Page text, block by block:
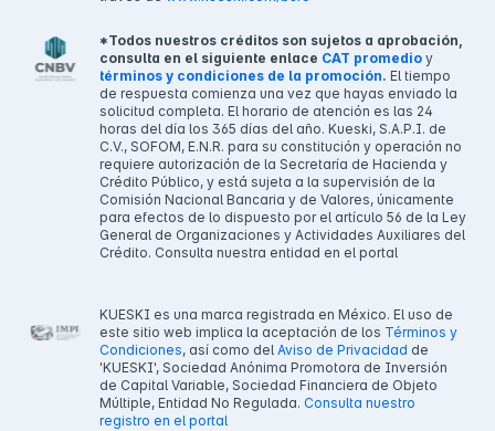
*Todos nuestros créditos son sujetos a aprobación,
consulta en el siguiente enlace CAT promedio y
términos y condiciones de la promoción. El tiempo
de respuesta comienza una vez que hayas enviado la
solicitud completa. El horario de atención es las 24
horas del día los 365 días del año. Kueski, S.A.P.I. de
C.V., SOFOM, E.N.R. para su constitución y operación no
requiere autorización de la Secretaría de Hacienda y
Crédito Público, y está sujeta a la supervisión de la
Comisión Nacional Bancaria y de Valores, únicamente
para efectos de lo dispuesto por el artículo 56 de la Ley
General de Organizaciones y Actividades Auxiliares del
Crédito. Consulta nuestra entidad en el portal
KUESKI es una marca registrada en México. El uso de
este sitio web implica la aceptación de los Términos y
Condiciones, así como del Aviso de Privacidad de
'KUESKI', Sociedad Anónima Promotora de Inversión
de Capital Variable, Sociedad Financiera de Objeto
Múltiple, Entidad No Regulada. Consulta nuestro
registro en el portal